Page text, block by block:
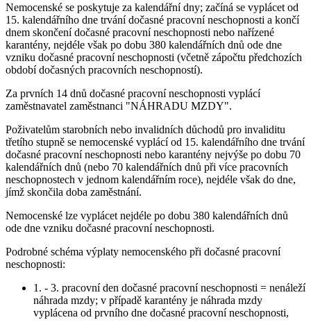
Nemocenské se poskytuje za kalendářní dny; začíná se vyplácet od
15. kalendářního dne trvání dočasné pracovní neschopnosti a končí
dnem skončení dočasné pracovní neschopnosti nebo nařízené
karantény, nejdéle však po dobu 380 kalendářních dnů ode dne
vzniku dočasné pracovní neschopnosti (včetně zápočtu předchozích
období dočasných pracovních neschopností).
Za prvních 14 dnů dočasné pracovní neschopnosti vyplácí
zaměstnavatel zaměstnanci "NÁHRADU MZDY".
Poživatelům starobních nebo invalidních důchodů pro invaliditu
třetího stupně se nemocenské vyplácí od 15. kalendářního dne trvání
dočasné pracovní neschopnosti nebo karantény nejvýše po dobu 70
kalendářních dnů (nebo 70 kalendářních dnů při více pracovních
neschopnostech v jednom kalendářním roce), nejdéle však do dne,
jímž skončila doba zaměstnání.
Nemocenské lze vyplácet nejdéle po dobu 380 kalendářních dnů
ode dne vzniku dočasné pracovní neschopnosti.
Podrobné schéma výplaty nemocenského při dočasné pracovní
neschopnosti:
1. - 3. pracovní den dočasné pracovní neschopnosti = nenáleží
náhrada mzdy; v případě karantény je náhrada mzdy
vyplácena od prvního dne dočasné pracovní neschopnosti,